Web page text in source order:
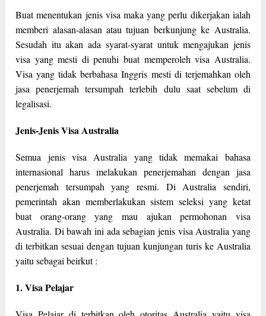
Buat menentukan jenis visa maka yang perlu dikerjakan ialah
memberi alasan-alasan atau tujuan berkunjung ke Australia.
Sesudah itu akan ada syarat-syarat untuk mengajukan jenis
visa yang mesti di penuhi buat memperoleh visa Australia.
Visa yang tidak berbahasa Inggris mesti di terjemahkan oleh
jasa penerjemah tersumpah terlebih dulu saat sebelum di
legalisasi.
Jenis-Jenis Visa Australia
Semua jenis visa Australia yang tidak memakai bahasa
internasional harus melakukan penerjemahan dengan jasa
penerjemah tersumpah yang resmi. Di Australia sendiri,
pemerintah akan memberlakukan sistem seleksi yang ketat
buat orang-orang yang mau ajukan permohonan visa
Australia. Di bawah ini ada sebagian jenis visa Australia yang
di terbitkan sesuai dengan tujuan kunjungan turis ke Australia
yaitu sebagai beirkut :
1. Visa Pelajar